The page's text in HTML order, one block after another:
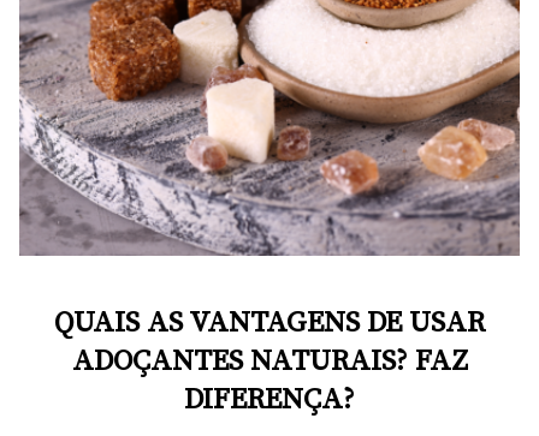
QUAIS AS VANTAGENS DE USAR
ADOÇANTES NATURAIS? FAZ
DIFERENÇA?